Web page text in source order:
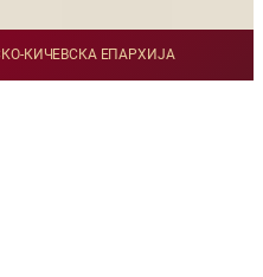
КИЧЕВСКА ЕПАРХИЈА